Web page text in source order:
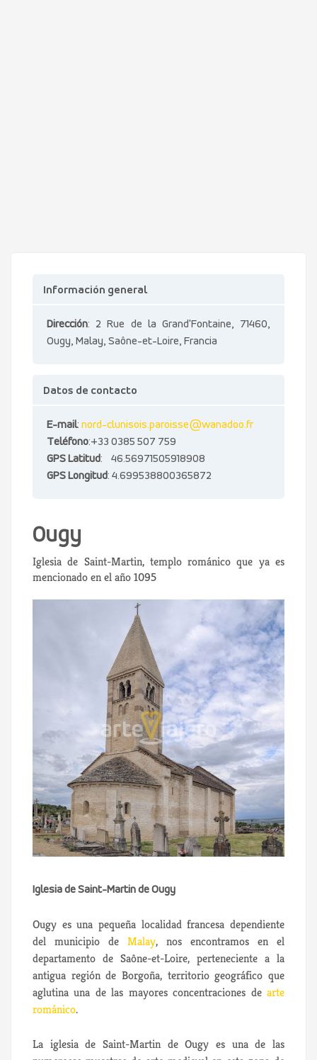
Información general
Dirección: 2 Rue de la Grand'Fontaine, 71460,
Ougy, Malay, Saône-et-Loire, Francia
Datos de contacto
E-mail: nord-clunisois.paroisse@wanadoo.fr
Teléfono:+33 0385 507 759
GPS Latitud: 46.56971505918908
GPS Longitud: 4.699538800365872
Ougy
Iglesia de Saint-Martin, templo románico que ya es
mencionado en el año 1095
Iglesia de Saint-Martin de Ougy
Ougy es una pequeña localidad francesa dependiente
del municipio de Malay, nos encontramos en el
departamento de Saône-et-Loire, perteneciente a la
antigua región de Borgoña, territorio geográfico que
aglutina una de las mayores concentraciones de arte
románico.
La iglesia de Saint-Martin de Ougy es una de las